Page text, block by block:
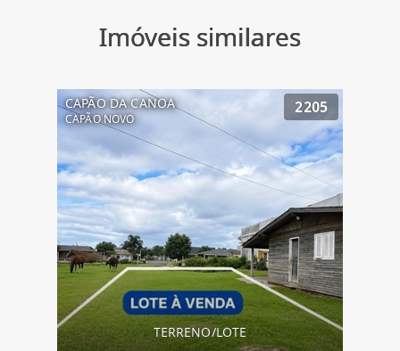
Imóveis similares
CAPÃO DA CANOA
CAPÃO NOVO
2205
TERRENO/LOTE